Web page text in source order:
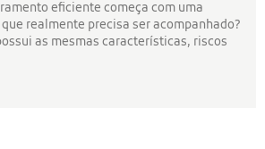
eficiente começa com uma
realmente precisa ser acompanhado?
as mesmas características, riscos